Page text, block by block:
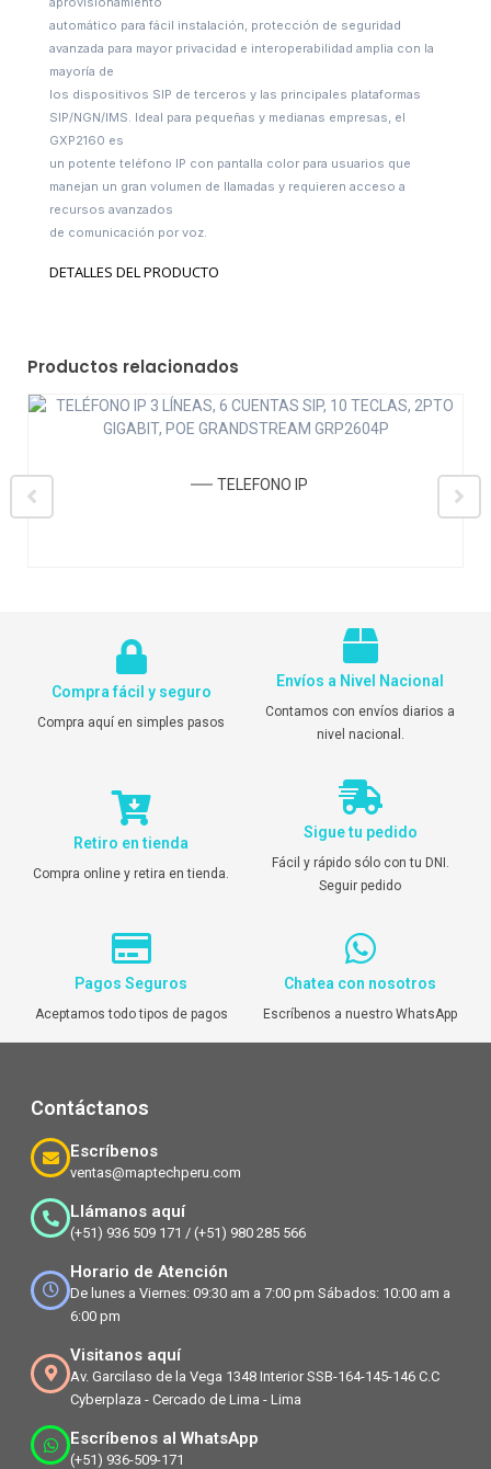
automático para fácil instalación, protección de seguridad
avanzada para mayor privacidad e interoperabilidad amplia con la
mayoría de
los dispositivos SIP de terceros y las principales plataformas
SIP/NGN/IMS. Ideal para pequeñas y medianas empresas, el
GXP2160 es
un potente teléfono IP con pantalla color para usuarios que
manejan un gran volumen de llamadas y requieren acceso a
recursos avanzados
de comunicación por voz.
DETALLES DEL PRODUCTO
Productos relacionados
TELEFONO IP
Compra fácil y seguro
Compra aquí en simples pasos
Envíos a Nivel Nacional
Contamos con envíos diarios a
nivel nacional.
Retiro en tienda
Compra online y retira en tienda.
Sigue tu pedido
Fácil y rápido sólo con tu DNI.
Seguir pedido
Pagos Seguros
Aceptamos todo tipos de pagos
Chatea con nosotros
Escríbenos a nuestro WhatsApp
Contáctanos
Escríbenos
ventas@maptechperu.com
Llámanos aquí
(+51) 936 509 171 / (+51) 980 285 566
Horario de Atención
De lunes a Viernes: 09:30 am a 7:00 pm Sábados: 10:00 am a
6:00 pm
Visitanos aquí
Av. Garcilaso de la Vega 1348 Interior SSB-164-145-146 C.C
Cyberplaza - Cercado de Lima - Lima
Escríbenos al WhatsApp
(+51) 936-509-171